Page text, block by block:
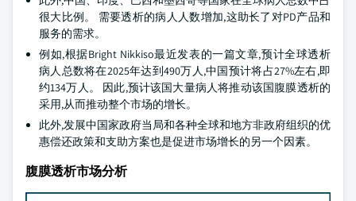
很大比例。 需要透析的病人人数增加,这助长了对PD产品和
服务的需求。
例如,根据Bright Nikkiso最近发表的一篇文章,预计全球透析
病人总数将在2025年达到490万人,中国预计将占27%左右,即
约134万人。 因此,预计该国大量病人将推动该国腹膜透析的
采用,从而推动整个市场的增长。
此外,发展中国家政府当局和各种全球和地方非政府组织的优
惠偿还政策和支助方案也是促进市场增长的另一个因素。
腹膜透析市场分析